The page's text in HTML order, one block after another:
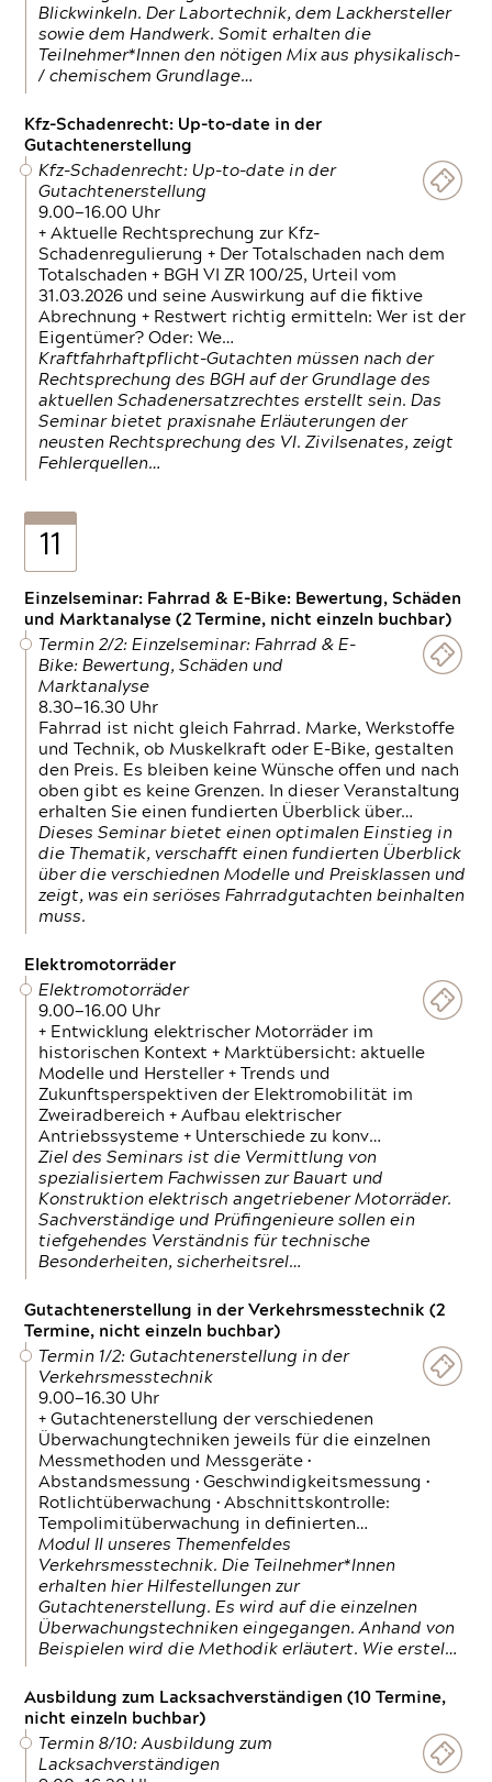
Blickwinkeln. Der Labortechnik, dem Lackhersteller
sowie dem Handwerk. Somit erhalten die
Teilnehmer*Innen den nötigen Mix aus physikalisch-
/ chemischem Grundlage…
Kfz-Schadenrecht: Up-to-date in der
Gutachtenerstellung
Kfz-Schadenrecht: Up-to-date in der
Gutachtenerstellung
9.00—16.00 Uhr
+ Aktuelle Rechtsprechung zur Kfz-
Schadenregulierung + Der Totalschaden nach dem
Totalschaden + BGH VI ZR 100/25, Urteil vom
31.03.2026 und seine Auswirkung auf die fiktive
Abrechnung + Restwert richtig ermitteln: Wer ist der
Eigentümer? Oder: We…
Kraftfahrhaftpflicht-Gutachten müssen nach der
Rechtsprechung des BGH auf der Grundlage des
aktuellen Schadenersatzrechtes erstellt sein. Das
Seminar bietet praxisnahe Erläuterungen der
neusten Rechtsprechung des VI. Zivilsenates, zeigt
Fehlerquellen…
11
Einzelseminar: Fahrrad & E-Bike: Bewertung, Schäden
und Marktanalyse (2 Termine, nicht einzeln buchbar)
Termin 2/2: Einzelseminar: Fahrrad & E-
Bike: Bewertung, Schäden und
Marktanalyse
8.30—16.30 Uhr
Fahrrad ist nicht gleich Fahrrad. Marke, Werkstoffe
und Technik, ob Muskelkraft oder E-Bike, gestalten
den Preis. Es bleiben keine Wünsche offen und nach
oben gibt es keine Grenzen. In dieser Veranstaltung
erhalten Sie einen fundierten Überblick über…
Dieses Seminar bietet einen optimalen Einstieg in
die Thematik, verschafft einen fundierten Überblick
über die verschiednen Modelle und Preisklassen und
zeigt, was ein seriöses Fahrradgutachten beinhalten
muss.
Elektromotorräder
Elektromotorräder
9.00—16.00 Uhr
+ Entwicklung elektrischer Motorräder im
historischen Kontext + Marktübersicht: aktuelle
Modelle und Hersteller + Trends und
Zukunftsperspektiven der Elektromobilität im
Zweiradbereich + Aufbau elektrischer
Antriebssysteme + Unterschiede zu konv…
Ziel des Seminars ist die Vermittlung von
spezialisiertem Fachwissen zur Bauart und
Konstruktion elektrisch angetriebener Motorräder.
Sachverständige und Prüfingenieure sollen ein
tiefgehendes Verständnis für technische
Besonderheiten, sicherheitsrel…
Gutachtenerstellung in der Verkehrsmesstechnik (2
Termine, nicht einzeln buchbar)
Termin 1/2: Gutachtenerstellung in der
Verkehrsmesstechnik
9.00—16.30 Uhr
+ Gutachtenerstellung der verschiedenen
Überwachungtechniken jeweils für die einzelnen
Messmethoden und Messgeräte •
Abstandsmessung • Geschwindigkeitsmessung •
Rotlichtüberwachung • Abschnittskontrolle:
Tempolimitüberwachung in definierten…
Modul II unseres Themenfeldes
Verkehrsmesstechnik. Die Teilnehmer*Innen
erhalten hier Hilfestellungen zur
Gutachtenerstellung. Es wird auf die einzelnen
Überwachungstechniken eingegangen. Anhand von
Beispielen wird die Methodik erläutert. Wie erstel…
Ausbildung zum Lacksachverständigen (10 Termine,
nicht einzeln buchbar)
Termin 8/10: Ausbildung zum
Lacksachverständigen